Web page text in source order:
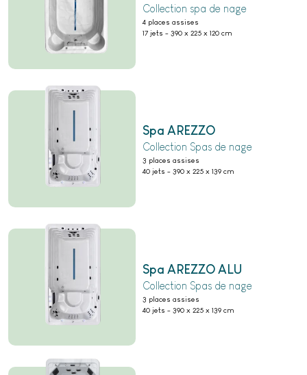
Collection spa de nage
4 places assises
17 jets -390 x 225 x 120 cm
Spa AREZZO
Collection Spas de nage
3 places assises
40 jets -390 x 225 x 139 cm
Spa AREZZO ALU
Collection Spas de nage
3 places assises
40 jets -390 x 225 x 139 cm